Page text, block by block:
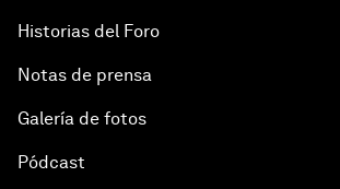
Historias del Foro
Notas de prensa
Galería de fotos
Pódcast